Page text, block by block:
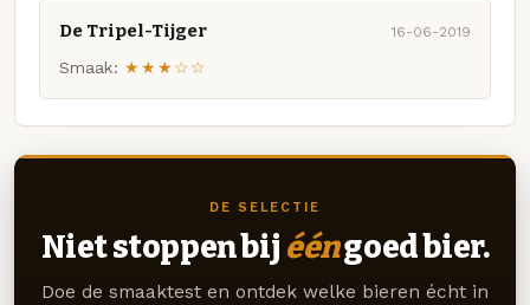
De Tripel-Tijger 16-06-2019
Smaak: ★★★☆☆
DE SELECTIE
Niet stoppen bij ééngoed bier.
Doe de smaaktest en ontdek welke bieren écht in